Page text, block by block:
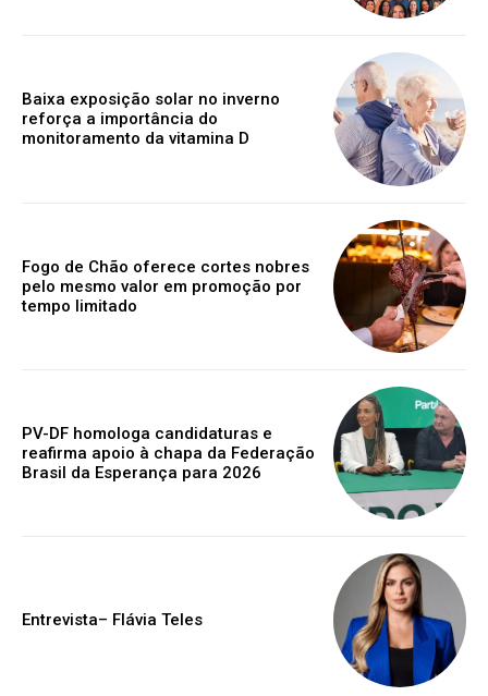
Baixa exposição solar no inverno
reforça a importância do
monitoramento da vitamina D
Fogo de Chão oferece cortes nobres
pelo mesmo valor em promoção por
tempo limitado
PV-DF homologa candidaturas e
reafirma apoio à chapa da Federação
Brasil da Esperança para 2026
Entrevista– Flávia Teles